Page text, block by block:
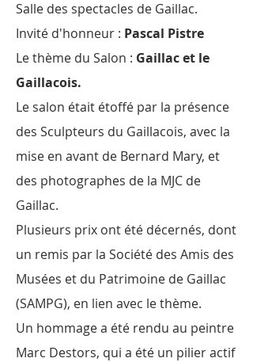
Salle des spectacles de Gaillac.
Invité d'honneur : Pascal Pistre
Le thème du Salon : Gaillac et le
Gaillacois.
Le salon était étoffé par la présence
des Sculpteurs du Gaillacois, avec la
mise en avant de Bernard Mary, et
des photographes de la MJC de
Gaillac.
Plusieurs prix ont été décernés, dont
un remis par la Société des Amis des
Musées et du Patrimoine de Gaillac
(SAMPG), en lien avec le thème.
Un hommage a été rendu au peintre
Marc Destors, qui a été un pilier actif